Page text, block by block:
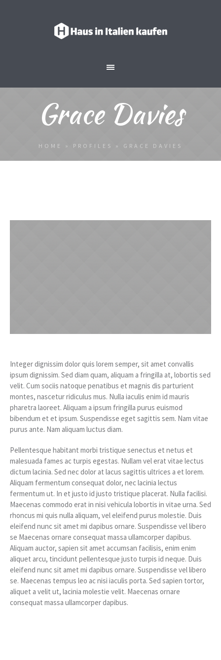
Grace Davies
HOME » PROFILES » GRACE DAVIES
Integer dignissim dolor quis lorem semper, sit amet convallis
ipsum dignissim. Sed diam quam, aliquam a fringilla at, lobortis sed
velit. Cum sociis natoque penatibus et magnis dis parturient
montes, nascetur ridiculus mus. Nulla iaculis enim id mauris
pharetra laoreet. Aliquam a ipsum fringilla purus euismod
bibendum et et ipsum. Suspendisse eget sagittis sem. Nam vitae
purus ante. Nam aliquam luctus diam.
Pellentesque habitant morbi tristique senectus et netus et
malesuada fames ac turpis egestas. Nullam vel erat vitae lectus
dictum lacinia. Sed nec dolor at lacus sagittis ultrices a et lorem.
Aliquam fermentum consequat dolor, nec lacinia lectus
fermentum ut. In et justo id justo tristique placerat. Nulla facilisi.
Maecenas commodo erat in nisi vehicula lobortis in vitae urna. Sed
rhoncus mi quis nulla aliquam, vel eleifend purus molestie. Duis
eleifend nunc sit amet mi dapibus ornare. Suspendisse vel libero
se Maecenas ornare consequat massa ullamcorper dapibus.
Aliquam auctor, sapien sit amet accumsan facilisis, enim enim
aliquet arcu, tincidunt pellentesque justo turpis id neque. Duis
eleifend nunc sit amet mi dapibus ornare. Suspendisse vel libero
se. Maecenas tempus leo ac nisi iaculis porta. Sed sapien tortor,
aliquet a velit ut, lacinia molestie velit. Maecenas ornare
consequat massa ullamcorper dapibus.